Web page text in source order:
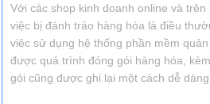
Với các shop kinh doanh online và
việc bị đánh tráo hàng hóa là điều
việc sử dụng hệ thống phần mềm
được quá trình đóng gói hàng hóa,
gói cũng được ghi lại một cách dễ dàng